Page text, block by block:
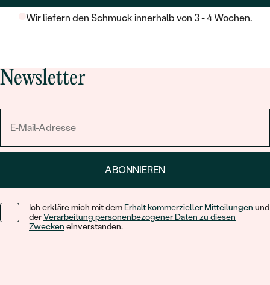
Wir liefern den Schmuck innerhalb von 3 - 4 Wochen.
Newsletter
ABONNIEREN
Ich erkläre mich mit dem Erhalt kommerzieller Mitteilungen und
derVerarbeitung personenbezogener Daten zu diesen
Zwecken einverstanden.